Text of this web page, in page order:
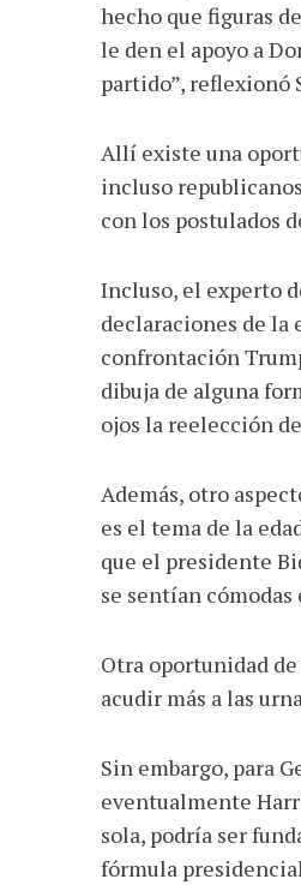
hecho que figuras
le den el apoyo a
partido”, reflexionó
Allí existe una
incluso
con los postulados
Incluso, el experto
declaraciones de la
confrontación
dibuja de alguna
ojos la reelección
Además, otro
es el tema de la
que el presidente
se sentían
Otra oportunidad
acudir más a las
Sin embargo, para
eventualmente
sola, podría ser
fórmula